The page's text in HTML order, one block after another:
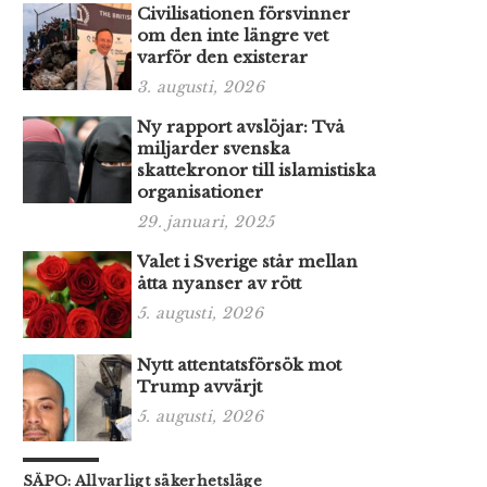
Civilisationen försvinner
om den inte längre vet
varför den existerar
3. augusti, 2026
Ny rapport avslöjar: Två
miljarder svenska
skattekronor till islamistiska
organisationer
29. januari, 2025
Valet i Sverige står mellan
åtta nyanser av rött
5. augusti, 2026
Nytt attentatsförsök mot
Trump avvärjt
5. augusti, 2026
SÄPO: Allvarligt säkerhetsläge